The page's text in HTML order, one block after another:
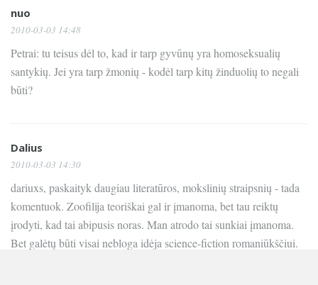
nuo
2010-03-03 14:48
Petrai: tu teisus dėl to, kad ir tarp gyvūnų yra homoseksualių
santykių. Jei yra tarp žmonių - kodėl tarp kitų žinduolių to negali
būti?
Dalius
2010-03-03 14:30
dariuxs, paskaityk daugiau literatūros, mokslinių straipsnių - tada
komentuok. Zoofilija teoriškai gal ir įmanoma, bet tau reiktų
įrodyti, kad tai abipusis noras. Man atrodo tai sunkiai įmanoma.
Bet galėtų būti visai nebloga idėja science-fiction romaniūkščiui.